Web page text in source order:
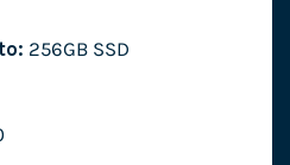
256GB SSD